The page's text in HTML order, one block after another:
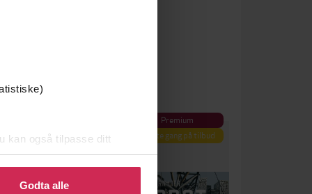
kan også tilpasse ditt
eller endre ditt samtykke.
Godta alle
Premium
Første gang på tilbud